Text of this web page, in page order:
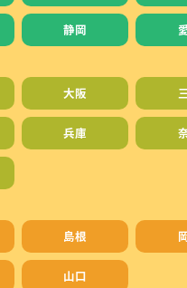
静岡
大阪
兵庫
島根
山口